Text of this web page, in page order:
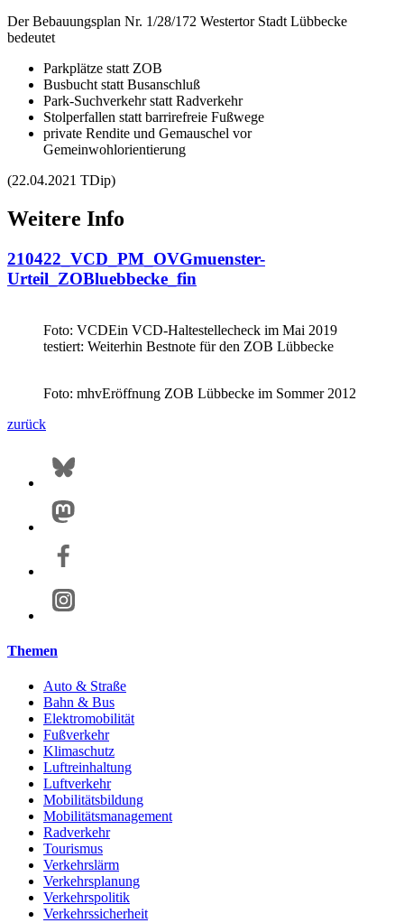
Der Bebauungsplan Nr. 1/28/172 Westertor Stadt Lübbecke
bedeutet
Parkplätze statt ZOB
Busbucht statt Busanschluß
Park-Suchverkehr statt Radverkehr
Stolperfallen statt barrirefreie Fußwege
private Rendite und Gemauschel vor
Gemeinwohlorientierung
(22.04.2021 TDip)
Weitere Info
210422_VCD_PM_OVGmuenster-
Urteil_ZOBluebbecke_fin
Foto: VCDEin VCD-Haltestellecheck im Mai 2019
testiert: Weiterhin Bestnote für den ZOB Lübbecke
Foto: mhvEröffnung ZOB Lübbecke im Sommer 2012
zurück
Themen
Auto & Straße
Bahn & Bus
Elektromobilität
Fußverkehr
Klimaschutz
Luftreinhaltung
Luftverkehr
Mobilitätsbildung
Mobilitätsmanagement
Radverkehr
Tourismus
Verkehrslärm
Verkehrsplanung
Verkehrspolitik
Verkehrssicherheit